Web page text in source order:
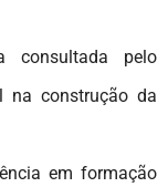
consultada pelo
na construção da
em formação